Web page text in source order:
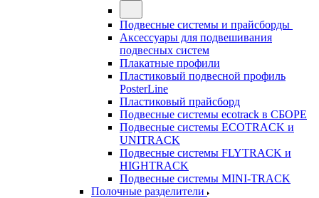
Подвесные системы и прайсборды
Аксессуары для подвешивания
подвесных систем
Плакатные профили
Пластиковый подвесной профиль
PosterLine
Пластиковый прайсборд
Подвесные системы ecotrack в СБОРЕ
Подвесные системы ECOTRACK и
UNITRACK
Подвесные системы FLYTRACK и
HIGHTRACK
Подвесные системы MINI-TRACK
Полочные разделители